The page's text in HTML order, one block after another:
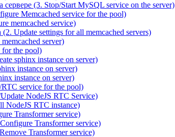
(3. Stop/Start MySQL service on the server)
Memcached service for the pool)
memcached service)
Update settings for all memcached servers)
server)
for the pool)
sphinx instance on server)
instance on server)
instance on server)
service for the pool)
NodeJS RTC Service)
NodeJS RTC instance)
Transformer service)
Transformer service)
Transformer service)